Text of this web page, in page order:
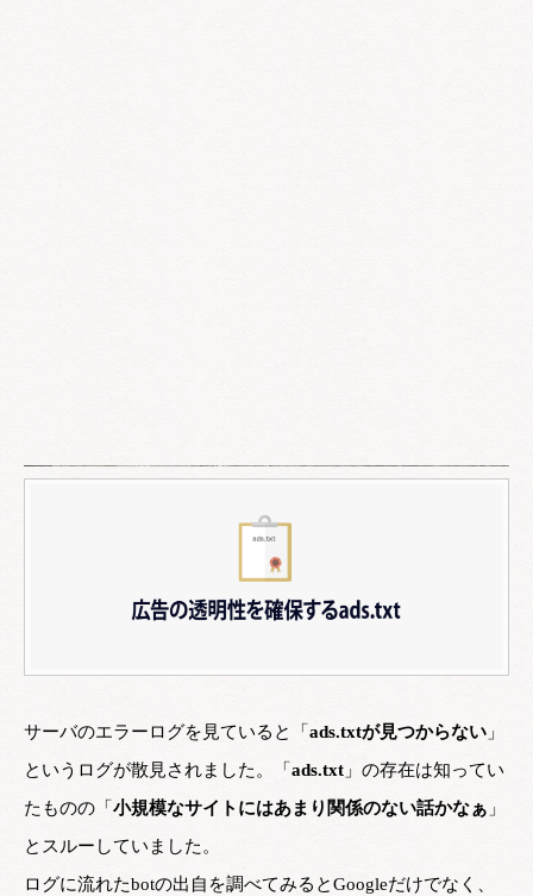
サーバのエラーログを見ていると「 ads.txtが見つからない 」
というログが散見されました。「 ads.txt 」の存在は知ってい
たものの「 小規模なサイトにはあまり関係のない話かなぁ 」
とスルーしていました。
ログに流れたbotの出自を調べてみるとGoogleだけでなく、